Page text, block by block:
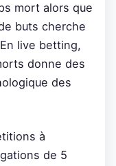
mort alors que
buts cherche
live betting,
donne des
des
à
de 5